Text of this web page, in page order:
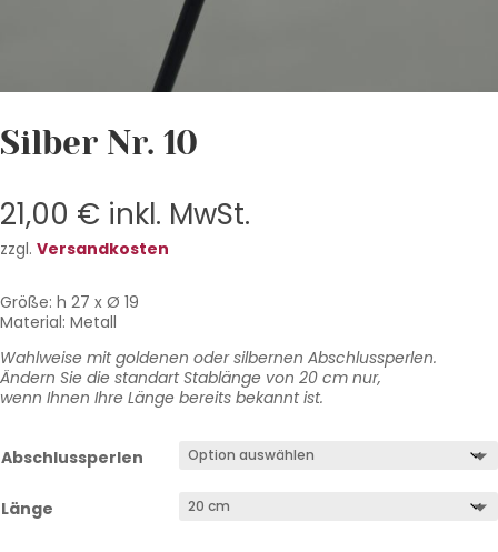
Silber Nr. 10
21,00 € inkl. MwSt.
zzgl. Versandkosten
Größe: h 27 x Ø 19
Material: Metall
Wahlweise mit goldenen oder silbernen Abschlussperlen.
Ändern Sie die standart Stablänge von 20 cm nur,
wenn Ihnen Ihre Länge bereits bekannt ist.
Abschlussperlen
Länge